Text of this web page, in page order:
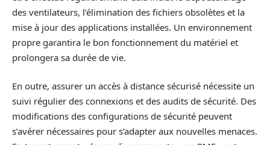
des ventilateurs, l’élimination des fichiers obsolètes et la
mise à jour des applications installées. Un environnement
propre garantira le bon fonctionnement du matériel et
prolongera sa durée de vie.
En outre, assurer un accès à distance sécurisé nécessite un
suivi régulier des connexions et des audits de sécurité. Des
modifications des configurations de sécurité peuvent
s’avérer nécessaires pour s’adapter aux nouvelles menaces.